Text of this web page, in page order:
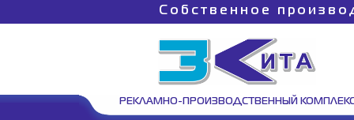
Собственное
РЕКЛАМНО-ПРОИЗВОДСТВЕННЫЙ